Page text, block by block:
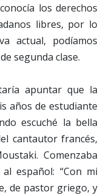
los derechos
libres, por lo
actual, podíamos
segunda clase.
apuntar que la
años de estudiante
escuché la bella
cantautor francés,
Comenzaba
español: “Con mi
de pastor griego, y